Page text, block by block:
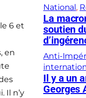
6 et
en
Il n’y
National,
La
soutien
Anti-
Il y a un
Georges